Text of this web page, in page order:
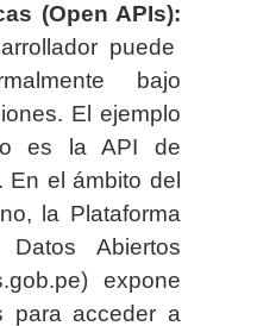
(Open APIs):
puede
bajo
El ejemplo
es la API de
En el ámbito del
la Plataforma
Abiertos
expone
para acceder a